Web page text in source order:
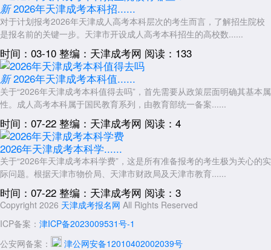
五、加分与免试政策
年满25周岁的考生在2026年天津成考本科最新政策中预计仍可享受
加20分投档照顾，少数民族考生加5分。退役军人凭身份证、退役证及符
合专升本报考条件的学历证书，可申请免试就读天津市成人高校专升本。
所有加分和免试项目均须在报名期间主动提交证明材料，逾期不予补办。
六、风险提示与建议
网络上各类“包过”“代考”“快速拿证”等宣传均属违规欺诈，2026年天
津成考本科最新政策只会进一步强化考试纪律和毕业管理，不存在任何放
松的可能。考生应持续关注官方渠道发布的信息，提前完成居住证办理和
学历认证等准备工作，待2026年8月政策公告正式发布后，第一时间仔细
阅读原文，严格按要求完成报考。
2026年天津成考本科最新政策的核心方向是“专业优化、审核从严、
管理规范”。考生应结合自身职业发展需求，理性选择应用型较强的本科
专业，切勿轻信非官方渠道的“内部信息”，踏实备考、诚信应考才是顺利
录取的根本保障。祝各位考生备考顺利。
展开全文
新 2026年天津成考本科招......
对于计划报考2026年天津成人高考本科层次的考生而言，了解招生院校
是报名前的关键一步。天津市开设成人高考本科招生的高校数......
时间：03-10 整编：天津成考网 阅读：133
新 2026年天津成考本科值......
关于“2026年天津成考本科值得去吗”，首先需要从政策层面明确其基本属
性。成人高考本科属于国民教育系列，由教育部统一备案......
时间：07-22 整编：天津成考网 阅读：4
2026年天津成考本科学......
关于“2026年天津成考本科学费”，这是所有准备报考的考生极为关心的实
际问题。根据天津市物价局、天津市财政局及天津市教育......
时间：07-22 整编：天津成考网 阅读：3
Copyright 2026 天津成考报名网 All Rights Reserved
ICP备案： 津ICP备2023009531号-1
公安网备案：
津公网安备12010402002039号